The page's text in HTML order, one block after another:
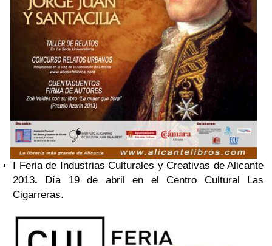
I Feria de Industrias Culturales y Creativas de Alicante
2013. Día 19 de abril en el Centro Cultural Las
Cigarreras.